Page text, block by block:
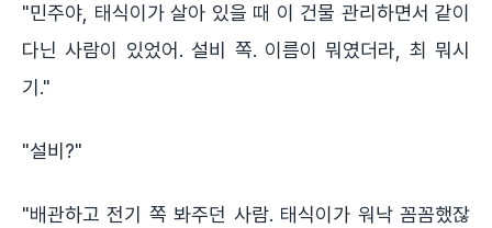
"민주야, 태식이가 살아 있을 때 이 건물 관리하면서 같이
다닌 사람이 있었어. 설비 쪽. 이름이 뭐였더라, 최 뭐시
기."
"설비?"
"배관하고 전기 쪽 봐주던 사람. 태식이가 워낙 꼼꼼했잖